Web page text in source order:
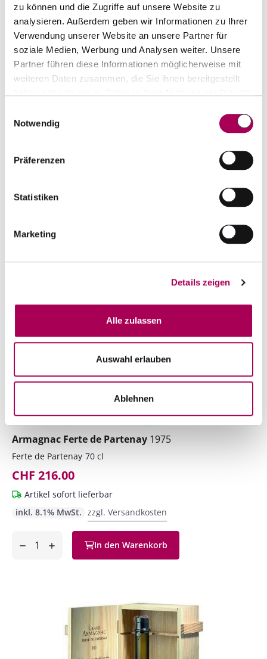
zu können und die Zugriffe auf unsere Website zu
analysieren. Außerdem geben wir Informationen zu Ihrer
Verwendung unserer Website an unsere Partner für
soziale Medien, Werbung und Analysen weiter. Unsere
Partner führen diese Informationen möglicherweise mit
weiteren Daten zusammen, die Sie ihnen bereitgestellt
Notwendig
Präferenzen
Statistiken
Marketing
Details zeigen
Alle zulassen
Auswahl erlauben
Ablehnen
Armagnac Ferte de Partenay
CHF 170.00
inkl. 8.1% MwSt.
Anzahl
hinzufügen
Armagnac Ferte de Partenay 1975
Ferte de Partenay 70 cl
CHF 216.00
Artikel sofort lieferbar
inkl. 8.1% MwSt. zzgl. Versandkosten
In den Warenkorb